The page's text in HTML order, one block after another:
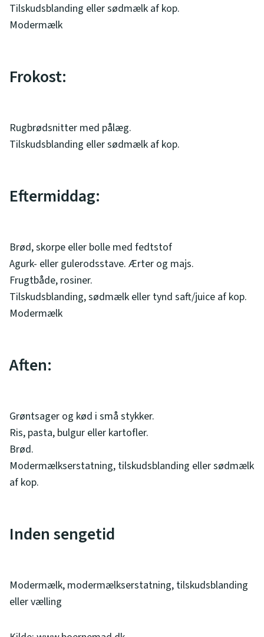
Tilskudsblanding eller sødmælk af kop.
Modermælk
Frokost:
Rugbrødsnitter med pålæg.
Tilskudsblanding eller sødmælk af kop.
Eftermiddag:
Brød, skorpe eller bolle med fedtstof
Agurk- eller gulerodsstave. Ærter og majs.
Frugtbåde, rosiner.
Tilskudsblanding, sødmælk eller tynd saft/juice af kop.
Modermælk
Aften:
Grøntsager og kød i små stykker.
Ris, pasta, bulgur eller kartofler.
Brød.
Modermælkserstatning, tilskudsblanding eller sødmælk
af kop.
Inden sengetid
Modermælk, modermælkserstatning, tilskudsblanding
eller vælling